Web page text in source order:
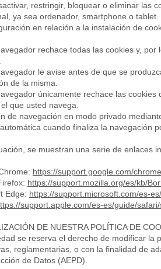
restringir, bloquear o eliminar las
ya sea ordenador, smartphone o
en relación a la instalación de
rechace todas las cookies y,
le avise antes de que se
de la misma.
únicamente rechace las
que usted navega.
de navegación en modo privado
cuando finaliza la navegación
se muestran una serie de enlaces
https://support.google.com/
https://support.mozilla.org/es/kb/
Edge: https://support.microsoft.com/es-
support.apple.com/es-es/guide/
DE NUESTRA POLÍTICA DE
se reserva el derecho de modificar la
reglamentarias, o con la finalidad de
de Datos (AEPD).